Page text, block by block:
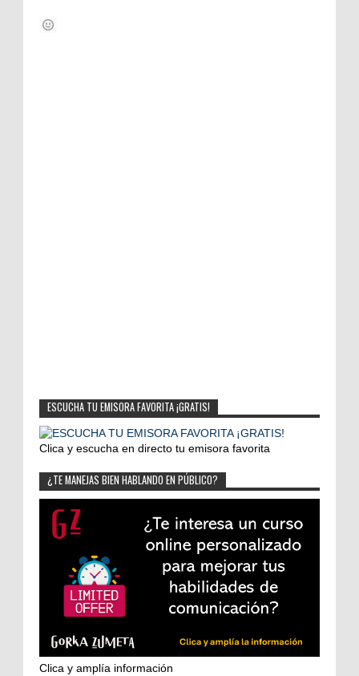
ESCUCHA TU EMISORA FAVORITA ¡GRATIS!
Clica y escucha en directo tu emisora favorita
¿TE MANEJAS BIEN HABLANDO EN PÚBLICO?
Clica y amplía información